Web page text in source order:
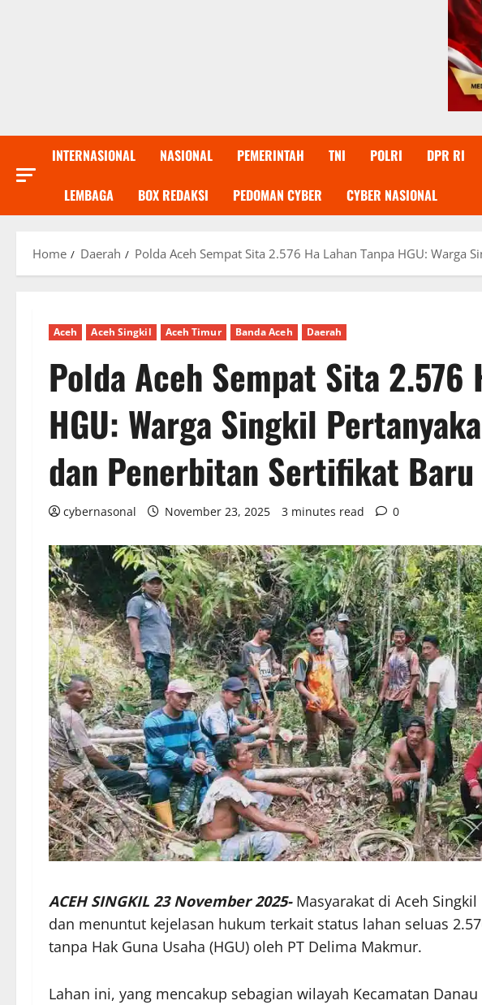
INTERNASIONAL NASIONAL PEMERINTAH TNI POLRI DPR RI
LEMBAGA BOX REDAKSI PEDOMAN CYBER CYBER NASIONAL
Home Daerah Polda Aceh Sempat Sita 2.576 Ha Lahan Tanpa HGU:
Aceh Aceh Singkil Aceh Timur Banda Aceh Daerah
Polda Aceh Sempat Sita 2.576
HGU: Warga Singkil
dan Penerbitan Sertifikat Baru
cybernasonal November 23, 2025 3 minutes read 0
ACEH SINGKIL 23 November 2025-Masyarakat di Aceh
dan menuntut kejelasan hukum terkait status lahan seluas
tanpa Hak Guna Usaha (HGU) oleh PT Delima Makmur.
Lahan ini, yang mencakup sebagian wilayah Kecamatan